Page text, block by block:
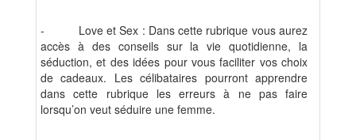
-
Love et Sex : Dans cette rubrique vous aurez
accès à des conseils sur la vie quotidienne, la
séduction, et des idées pour vous faciliter vos choix
de cadeaux. Les célibataires pourront apprendre
dans cette rubrique les erreurs à ne pas faire
lorsqu’on veut séduire une femme.